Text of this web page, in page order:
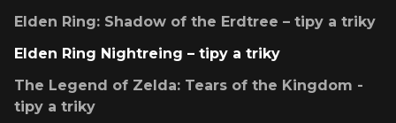
Elden Ring: Shadow of the Erdtree – tipy a triky
Elden Ring Nightreing – tipy a triky
The Legend of Zelda: Tears of the Kingdom -
tipy a triky